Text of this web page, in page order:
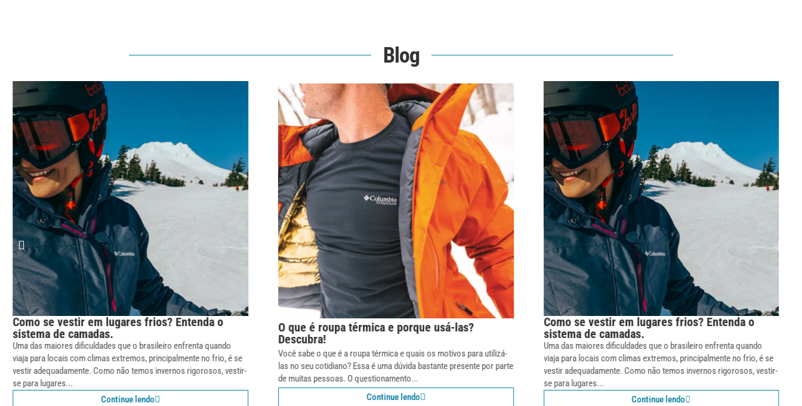
Blog
O que é roupa térmica e porque usá-las?
Descubra!
Você sabe o que é a roupa térmica e quais os motivos para utilizá-
las no seu cotidiano? Essa é uma dúvida bastante presente por parte
de muitas pessoas. O questionamento...
Continue lendo
Como se vestir em lugares frios? Entenda o
sistema de camadas.
Uma das maiores dificuldades que o brasileiro enfrenta quando
viaja para locais com climas extremos, principalmente no frio, é se
vestir adequadamente. Como não temos invernos rigorosos, vestir-
se para lugares...
Continue lendo
O que é roupa térmica e porque usá-las?
Descubra!
Você sabe o que é a roupa térmica e quais os motivos para utilizá-
las no seu cotidiano? Essa é uma dúvida bastante presente por parte
de muitas pessoas. O questionamento...
Continue lendo